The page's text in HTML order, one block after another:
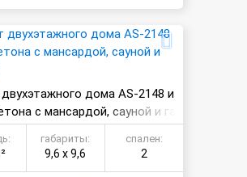
дома AS-2148 и
с мансардой, сауной и га
габариты:
9,6 х 9,6
спален:
2